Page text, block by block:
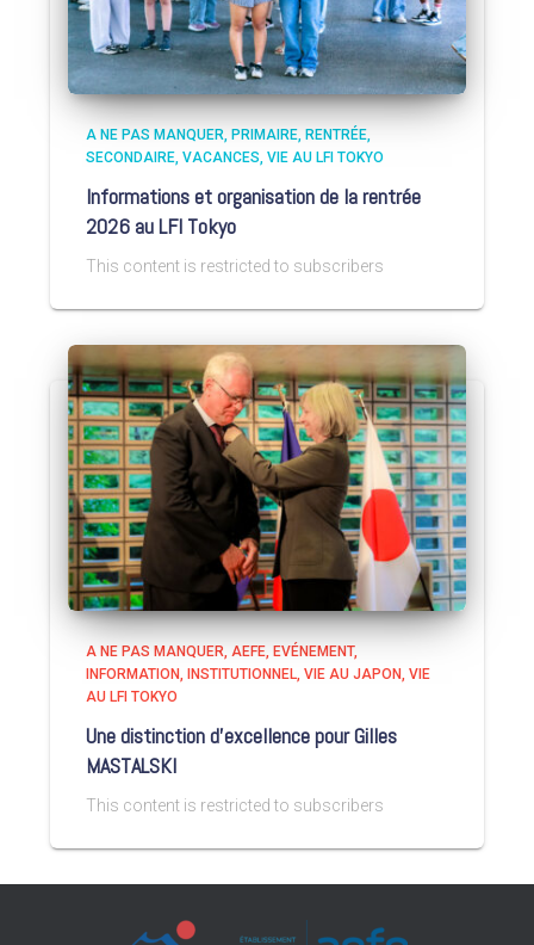
A NE PAS MANQUER PRIMAIRE RENTRÉE
SECONDAIRE VACANCES VIE AU LFI TOKYO
Informations et organisation de la rentrée
2026 au LFI Tokyo
This content is restricted to subscribers
A NE PAS MANQUER AEFE EVÉNEMENT
INFORMATION
INSTITUTIONNEL VIE AU JAPON VIE
AU LFI TOKYO
Une distinction d’excellence pour Gilles
MASTALSKI
This content is restricted to subscribers